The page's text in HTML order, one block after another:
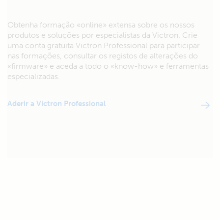
Obtenha formação «online» extensa sobre os nossos
produtos e soluções por especialistas da Victron. Crie
uma conta gratuita Victron Professional para participar
nas formações, consultar os registos de alterações do
«firmware» e aceda a todo o «know-how» e ferramentas
especializadas.
Aderir a Victron Professional